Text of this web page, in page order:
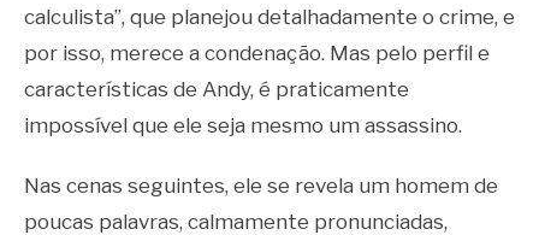
calculista”, que planejou detalhadamente o crime, e
por isso, merece a condenação. Mas pelo perfil e
características de Andy, é praticamente
impossível que ele seja mesmo um assassino.
Nas cenas seguintes, ele se revela um homem de
poucas palavras, calmamente pronunciadas,